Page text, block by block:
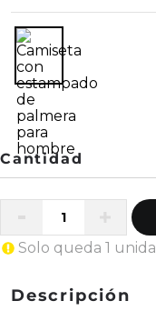
Solo queda 1
Descripción